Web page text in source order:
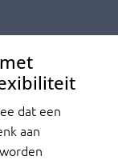
dat een
aan